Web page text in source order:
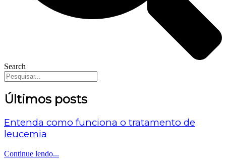
Search
Últimos posts
Entenda como funciona o tratamento de
leucemia
Continue lendo...